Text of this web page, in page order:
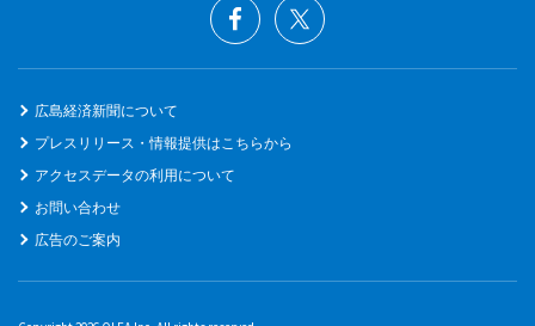
広島経済新聞について
プレスリリース・情報提供はこちらから
アクセスデータの利用について
お問い合わせ
広告のご案内